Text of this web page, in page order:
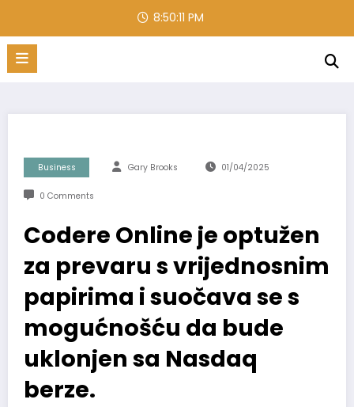
content
8:50:12 PM
Business Gary Brooks 01/04/2025
0 Comments
Codere Online je optužen
za prevaru s vrijednosnim
papirima i suočava se s
mogućnošću da bude
uklonjen sa Nasdaq
berze.